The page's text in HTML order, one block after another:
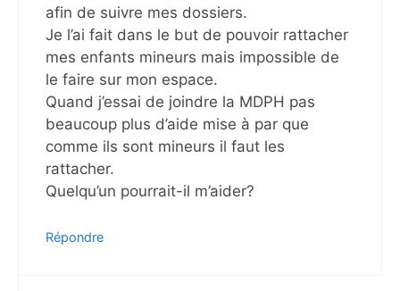
afin de suivre mes dossiers.
Je l’ai fait dans le but de pouvoir rattacher
mes enfants mineurs mais impossible de
le faire sur mon espace.
Quand j’essai de joindre la MDPH pas
beaucoup plus d’aide mise à par que
comme ils sont mineurs il faut les
rattacher.
Quelqu’un pourrait-il m’aider?
Répondre